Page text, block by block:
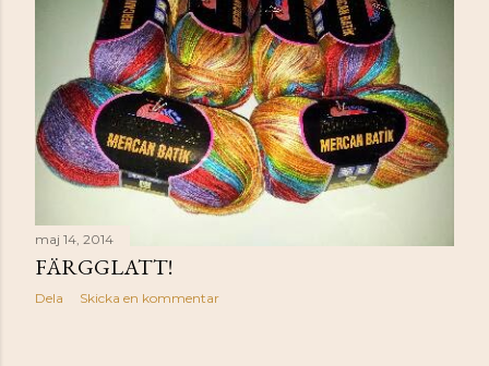
maj 14, 2014
FÄRGGLATT!
Dela Skicka en kommentar